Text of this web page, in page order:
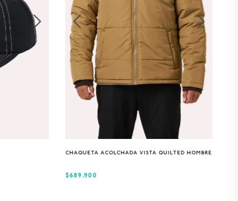
CHAQUETA ACOLCHADA VISTA QUILTED HOMBRE
S M L XL
$689.900